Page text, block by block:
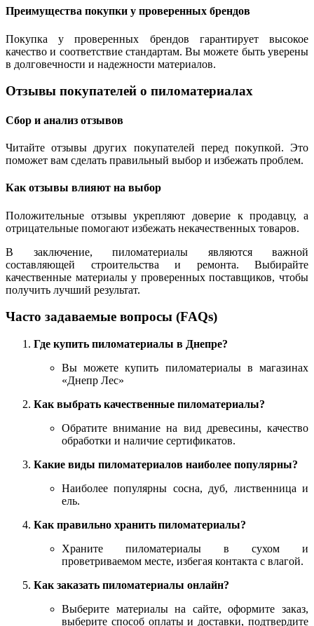
Преимущества покупки у проверенных брендов
Покупка у проверенных брендов гарантирует высокое
качество и соответствие стандартам. Вы можете быть уверены
в долговечности и надежности материалов.
Отзывы покупателей о пиломатериалах
Сбор и анализ отзывов
Читайте отзывы других покупателей перед покупкой. Это
поможет вам сделать правильный выбор и избежать проблем.
Как отзывы влияют на выбор
Положительные отзывы укрепляют доверие к продавцу, а
отрицательные помогают избежать некачественных товаров.
В заключение, пиломатериалы являются важной
составляющей строительства и ремонта. Выбирайте
качественные материалы у проверенных поставщиков, чтобы
получить лучший результат.
Часто задаваемые вопросы (FAQs)
Где купить пиломатериалы в Днепре?
Вы можете купить пиломатериалы в магазинах
«Днепр Лес»
Как выбрать качественные пиломатериалы?
Обратите внимание на вид древесины, качество
обработки и наличие сертификатов.
Какие виды пиломатериалов наиболее популярны?
Наиболее популярны сосна, дуб, лиственница и
ель.
Как правильно хранить пиломатериалы?
Храните пиломатериалы в сухом и
проветриваемом месте, избегая контакта с влагой.
Как заказать пиломатериалы онлайн?
Выберите материалы на сайте, оформите заказ,
выберите способ оплаты и доставки, подтвердите